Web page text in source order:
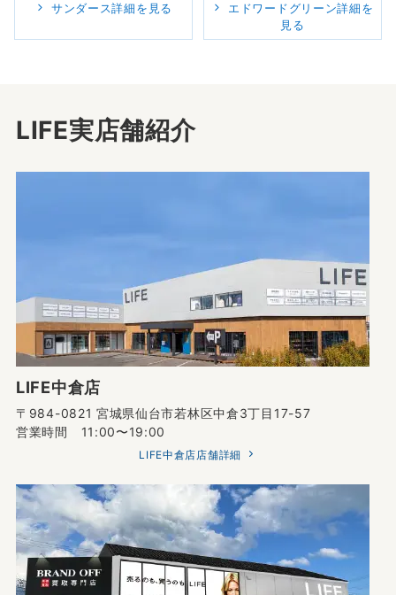
サンダース詳細を見る
エドワードグリーン詳細を
見る
LIFE実店舗紹介
LIFE中倉店
〒984-0821 宮城県仙台市若林区中倉3丁目17-57
営業時間 11:00〜19:00
LIFE中倉店店舗詳細